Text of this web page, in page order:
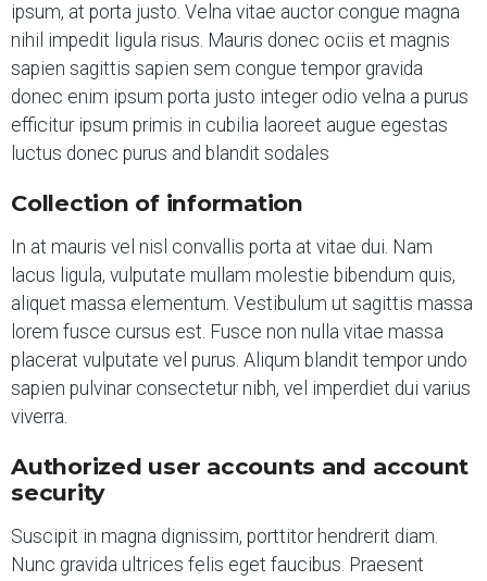
ipsum, at porta justo. Velna vitae auctor congue magna
nihil impedit ligula risus. Mauris donec ociis et magnis
sapien sagittis sapien sem congue tempor gravida
donec enim ipsum porta justo integer odio velna a purus
efficitur ipsum primis in cubilia laoreet augue egestas
luctus donec purus and blandit sodales
Collection of information
In at mauris vel nisl convallis porta at vitae dui. Nam
lacus ligula, vulputate mullam molestie bibendum quis,
aliquet massa elementum. Vestibulum ut sagittis massa
lorem fusce cursus est. Fusce non nulla vitae massa
placerat vulputate vel purus. Aliqum blandit tempor undo
sapien pulvinar consectetur nibh, vel imperdiet dui varius
viverra.
Authorized user accounts and account
security
Suscipit in magna dignissim, porttitor hendrerit diam.
Nunc gravida ultrices felis eget faucibus. Praesent